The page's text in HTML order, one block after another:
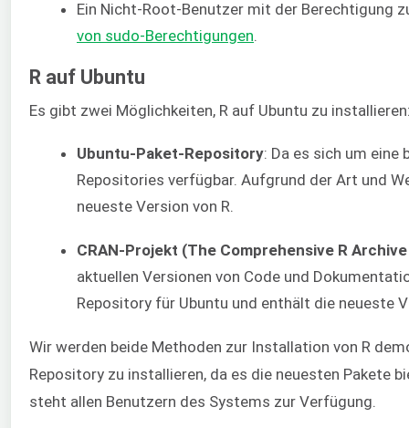
Ein Nicht-Root-Benutzer mit der Berechtigung
von sudo-Berechtigungen
R auf Ubuntu
Es gibt zwei Möglichkeiten, R auf Ubuntu zu
Ubuntu-Paket-Repository: Da es sich um eine
Repositories verfügbar. Aufgrund der Art und
neueste Version von R.
CRAN-Projekt (The Comprehensive R
aktuellen Versionen von Code und
Repository für Ubuntu und enthält die neueste
Wir werden beide Methoden zur Installation von R
Repository zu installieren, da es die neuesten Pakete
steht allen Benutzern des Systems zur Verfügung.